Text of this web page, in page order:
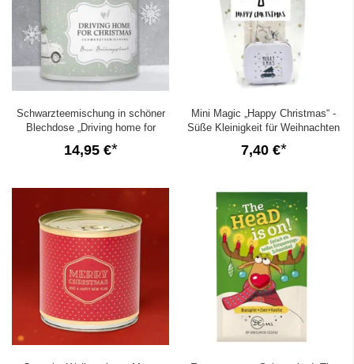
Schwarzteemischung in schöner
Blechdose „Driving home for
Christmas“
14,95 €
Mini Magic „Happy Christmas“ -
Süße Kleinigkeit für Weihnachten
7,40 €